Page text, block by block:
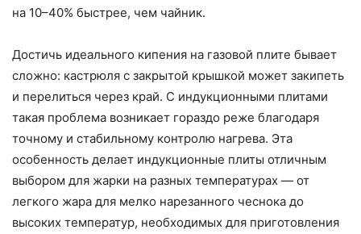
на 10–40% быстрее, чем чайник.
Достичь идеального кипения на газовой плите бывает
сложно: кастрюля с закрытой крышкой может закипеть
и перелиться через край. С индукционными плитами
такая проблема возникает гораздо реже благодаря
точному и стабильному контролю нагрева. Эта
особенность делает индукционные плиты отличным
выбором для жарки на разных температурах — от
легкого жара для мелко нарезанного чеснока до
высоких температур, необходимых для приготовления